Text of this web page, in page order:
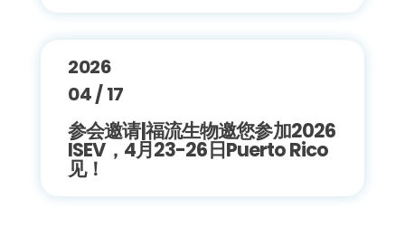
2026
04 / 17
参会邀请|福流生物邀您参加2026
ISEV，4月23-26日Puerto Rico
见！